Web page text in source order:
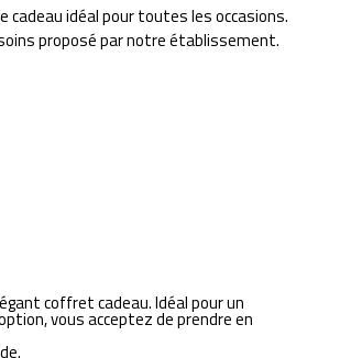
cadeau idéal pour toutes les occasions.
proposé par notre établissement.
coffret cadeau. Idéal pour un
vous acceptez de prendre en